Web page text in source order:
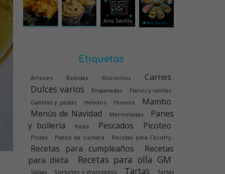
Etiquetas
Arroces Bebidas Bizcochos Carnes
Dulces varios Empanadas
Flanes y natillas
Galletas y pastas
Helados Huevos
Mambo
Menús de Navidad
Mermeladas
Panes
y bolleria
Pasta Pescados Picoteo
Pizzas Platos de cuchara Recetas para Cecofry
Recetas para cumpleaños
Recetas
para dieta
Recetas para olla GM
Salsas Sorbetes y granizados Tartas
Tartas